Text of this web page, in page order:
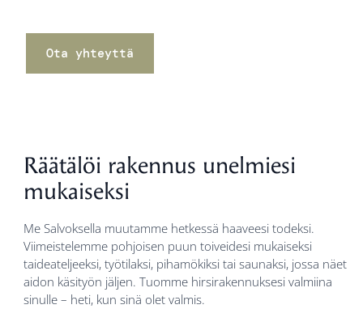
Ota yhteyttä
Räätälöi rakennus unelmiesi
mukaiseksi
Me Salvoksella muutamme hetkessä haaveesi todeksi.
Viimeistelemme pohjoisen puun toiveidesi mukaiseksi
taideateljeeksi, työtilaksi, pihamökiksi tai saunaksi, jossa näet
aidon käsityön jäljen. Tuomme hirsirakennuksesi valmiina
sinulle – heti, kun sinä olet valmis.